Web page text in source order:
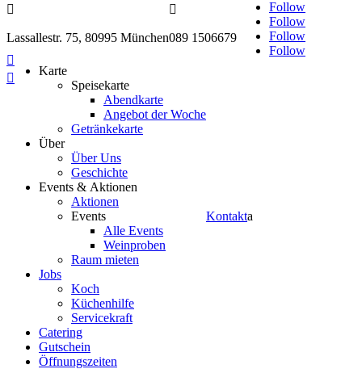

Lassallestr. 75, 80995 München

089 1506679
Follow
Follow
Follow
Follow


Karte
Speisekarte
Abendkarte
Angebot der Woche
Getränkekarte
Über
Über Uns
Geschichte
Events & Aktionen
Aktionen
Events
Alle Events
Weinproben
Raum mieten
Jobs
Koch
Küchenhilfe
Servicekraft
Catering
Gutschein
Öffnungszeiten
Kontakta